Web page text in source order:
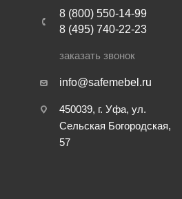
8 (800) 550-14-99
8 (495) 740-22-23
заказать звонок
info@safemebel.ru
450039, г. Уфа, ул.
Сельская Богородская,
57